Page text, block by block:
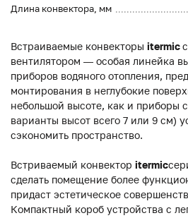
Длина конвектора, мм
Встраиваемые конвекторы itermic
вентилятором — особая линейка
приборов водяного отопления,
монтирования в неглубокие
небольшой высоте, как и приборы
варианты высот всего 7 или 9 см)
сэкономить пространство.
Встриваемый конвектор itermic
сделать помещение более
придаст эстетическое
Компактный короб устройства с